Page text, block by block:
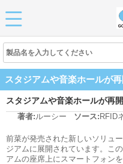
スタジアムや音楽ホールが再
することができます
著者:ルーシー ソース: RFID
前菜が発売された新しいソリュ
ジアムに展開されています。こ
アムの座席上にスマートフォン